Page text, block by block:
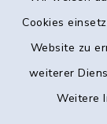
Cookies
Website zu
weiterer
Weitere